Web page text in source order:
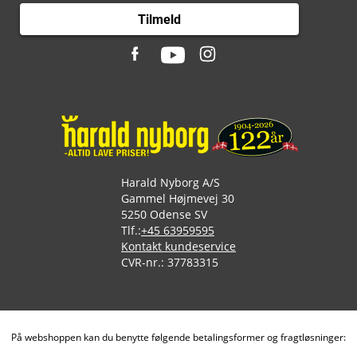
Tilmeld
Harald Nyborg A/S
Gammel Højmevej 30
5250 Odense SV
Tlf.:+45 63959595
Kontakt kundeservice
CVR-nr.: 37783315
På webshoppen kan du benytte følgende betalingsformer og fragtløsninger: